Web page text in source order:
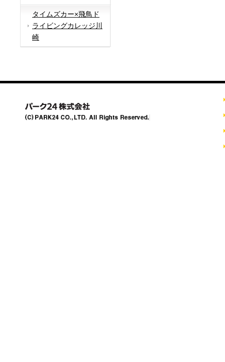
タイムズカー×飛鳥ド
ライビングカレッジ川
崎